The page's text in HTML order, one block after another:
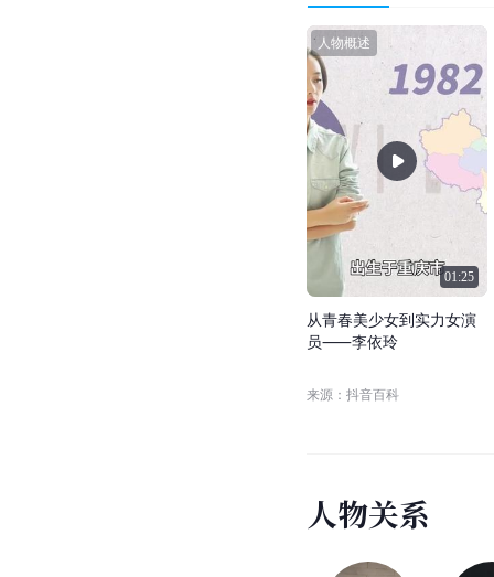
01:25
人物概述
从青春美少女到 实力女演
员⸺李依玲
来源：抖音百科
人物关系